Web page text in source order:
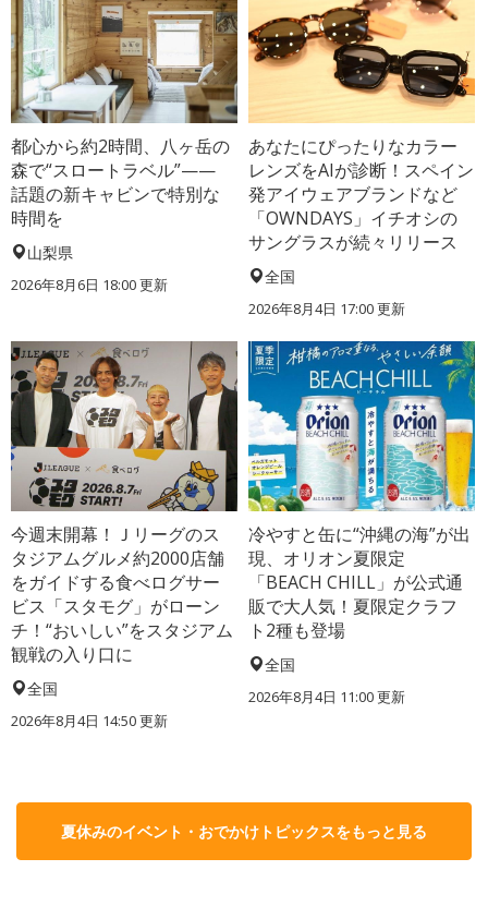
都心から約2時間、八ヶ岳の
森で“スロートラベル”——
話題の新キャビンで特別な
時間を
山梨県
2026年8月6日 18:00更新
あなたにぴったりなカラー
レンズをAIが診断！スペイン
発アイウェアブランドなど
「OWNDAYS」イチオシの
サングラスが続々リリース
全国
2026年8月4日 17:00更新
今週末開幕！Ｊリーグのス
タジアムグルメ約2000店舗
をガイドする食べログサー
ビス「スタモグ」がローン
チ！“おいしい”をスタジアム
観戦の入り口に
全国
2026年8月4日 14:50更新
冷やすと缶に“沖縄の海”が出
現、オリオン夏限定
「BEACH CHILL」が公式通
販で大人気！夏限定クラフ
ト2種も登場
全国
2026年8月4日 11:00更新
夏休みのイベント・おでかけトピックスをもっと見る